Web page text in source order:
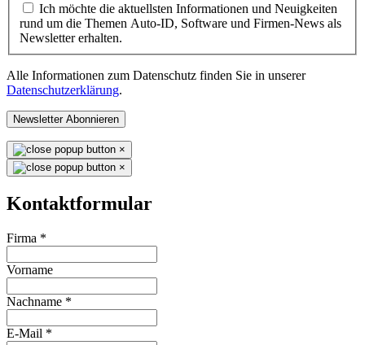
Ich möchte die aktuellsten Informationen und Neuigkeiten
rund um die Themen Auto-ID, Software und Firmen-News als
Newsletter erhalten.
Alle Informationen zum Datenschutz finden Sie in unserer
Datenschutzerklärung.
Newsletter Abonnieren
×
×
Kontaktformular
Firma *
Vorname
Nachname *
E-Mail *